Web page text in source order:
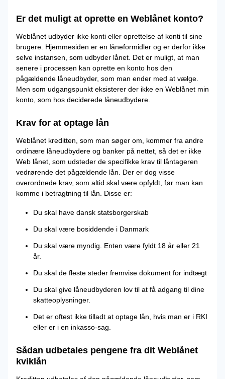
Er det muligt at oprette en Weblånet konto?
Weblånet udbyder ikke konti eller oprettelse af konti til sine
brugere. Hjemmesiden er en låneformidler og er derfor ikke
selve instansen, som udbyder lånet. Det er muligt, at man
senere i processen kan oprette en konto hos den
pågældende låneudbyder, som man ender med at vælge.
Men som udgangspunkt eksisterer der ikke en Weblånet min
konto, som hos deciderede låneudbydere.
Krav for at optage lån
Weblånet kreditten, som man søger om, kommer fra andre
ordinære låneudbydere og banker på nettet, så det er ikke
Web lånet, som udsteder de specifikke krav til låntageren
vedrørende det pågældende lån. Der er dog visse
overordnede krav, som altid skal være opfyldt, før man kan
komme i betragtning til lån. Disse er:
Du skal have dansk statsborgerskab
Du skal være bosiddende i Danmark
Du skal være myndig. Enten være fyldt 18 år eller 21
år.
Du skal de fleste steder fremvise dokument for indtægt
Du skal give låneudbyderen lov til at få adgang til dine
skatteoplysninger.
Det er oftest ikke tilladt at optage lån, hvis man er i RKI
eller er i en inkasso-sag.
Sådan udbetales pengene fra dit Weblånet
kviklån